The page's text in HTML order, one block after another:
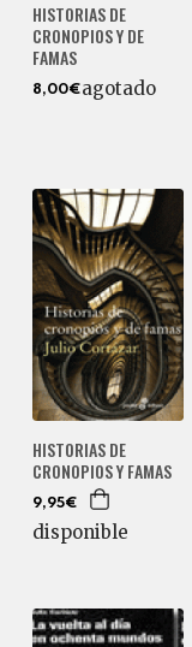
HISTORIAS DE
CRONOPIOS Y DE
FAMAS
8,00€agotado
HISTORIAS DE
CRONOPIOS Y FAMAS
9,95€
disponible